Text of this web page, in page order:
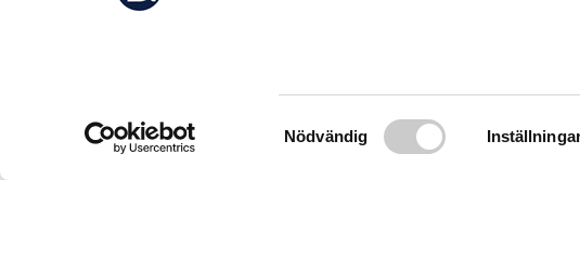
Samtyckesval
Nödvändig